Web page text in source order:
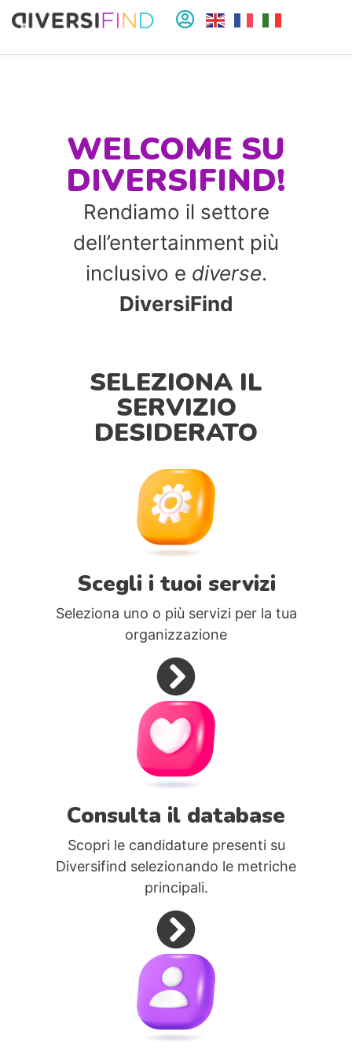
WELCOME SU
DIVERSIFIND!
Rendiamo il settore
dell’entertainment più
inclusivo e diverse.
DiversiFind
SELEZIONA IL
SERVIZIO
DESIDERATO
Scegli i tuoi servizi
Seleziona uno o più servizi per la tua
organizzazione
Consulta il database
Scopri le candidature presenti su
Diversifind selezionando le metriche
principali.